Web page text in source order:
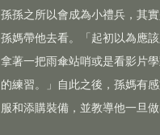
孫孫之所以會成為小禮兵，其
孫媽帶他去看。「起初以為應
拿著一把雨傘站哨或是看影片
的練習。」自此之後，孫媽有
服和添購裝備，並教導他一旦